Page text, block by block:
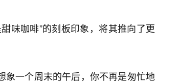
味咖啡”的刻板印象，将其推向了更
象一个周末的午后，你不再是匆忙地